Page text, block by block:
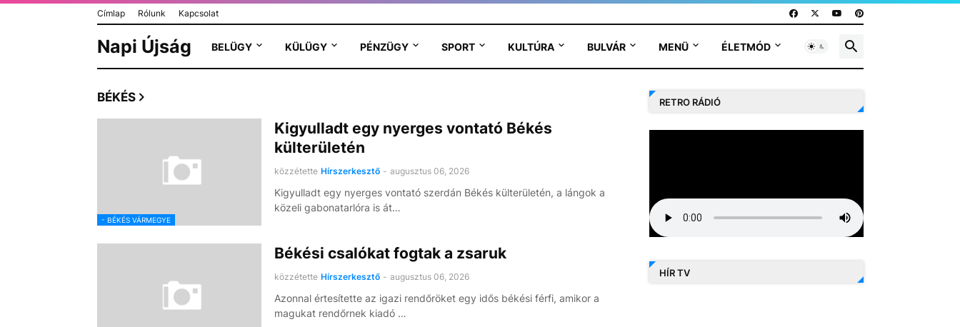
Címlap Rólunk Kapcsolat
Napi Újság BELÜGY KÜLÜGY PÉNZÜGY SPORT KULTÚRA BULVÁR MENÜ ÉLETMÓD
BÉKÉS
- BÉKÉS VÁRMEGYE
Kigyulladt egy nyerges vontató Békés
külterületén
közzétette Hírszerkesztő - augusztus 06, 2026
Kigyulladt egy nyerges vontató szerdán Békés külterületén, a lángok a
közeli gabonatarlóra is át…
Békési csalókat fogtak a zsaruk
közzétette Hírszerkesztő - augusztus 06, 2026
Azonnal értesítette az igazi rendőröket egy idős békési férfi, amikor a
magukat rendőrnek kiadó …
RETRO RÁDIÓ
HÍR TV